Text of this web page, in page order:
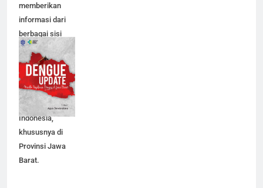
memberikan
informasi dari
berbagai sisi
mengenai seluk-
beluk yang
mempengaruhi
perjalanan
penyakit DBD, di
Indonesia,
khususnya di
Provinsi Jawa
Barat.